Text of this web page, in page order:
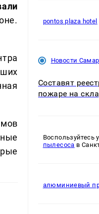
pontos plaza hotel
Новости
Составят
пожаре на
Воспользуйтесь
пылесоса в
алюминиевый